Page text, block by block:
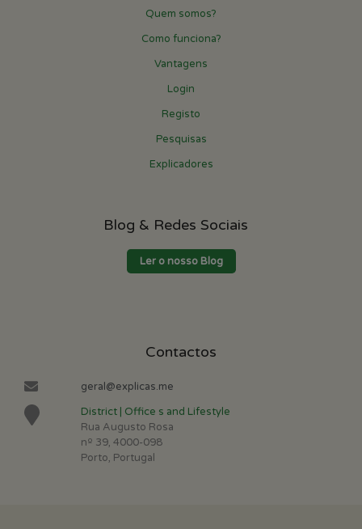
Quem somos?
Como funciona?
Vantagens
Login
Registo
Pesquisas
Explicadores
Blog & Redes Sociais
Ler o nosso Blog
Contactos
geral@explicas.me
District | Office s and Lifestyle
Rua Augusto Rosa
nº 39, 4000-098
Porto, Portugal